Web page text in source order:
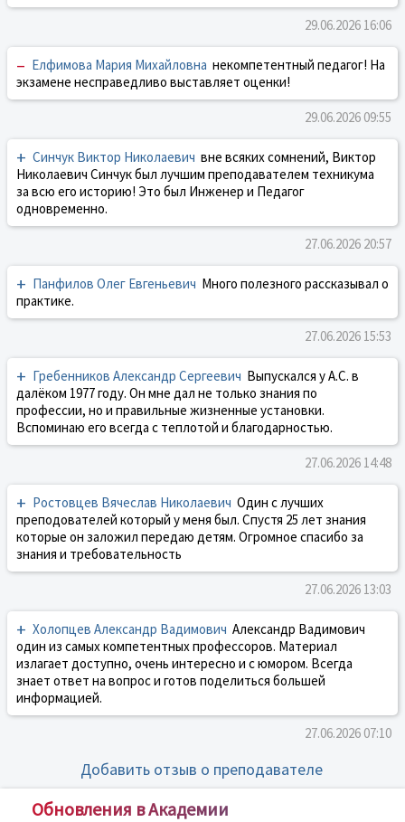
29.06.2026 16:06
– Елфимова Мария Михайловна некомпетентный педагог! На
экзамене несправедливо выставляет оценки!
29.06.2026 09:55
+ Синчук Виктор Николаевич вне всяких сомнений, Виктор
Николаевич Синчук был лучшим преподавателем техникума
за всю его историю! Это был Инженер и Педагог
одновременно.
27.06.2026 20:57
+ Панфилов Олег Евгеньевич Много полезного рассказывал о
практике.
27.06.2026 15:53
+ Гребенников Александр Сергеевич Выпускался у А.С. в
далёком 1977 году. Он мне дал не только знания по
профессии, но и правильные жизненные установки.
Вспоминаю его всегда с теплотой и благодарностью.
27.06.2026 14:48
+ Ростовцев Вячеслав Николаевич Один с лучших
преподователей который у меня был. Спустя 25 лет знания
которые он заложил передаю детям. Огромное спасибо за
знания и требовательность
27.06.2026 13:03
+ Холопцев Александр Вадимович Александр Вадимович
один из самых компетентных профессоров. Материал
излагает доступно, очень интересно и с юмором. Всегда
знает ответ на вопрос и готов поделиться большей
информацией.
27.06.2026 07:10
Добавить отзыв о преподавателе
Обновления в Академии